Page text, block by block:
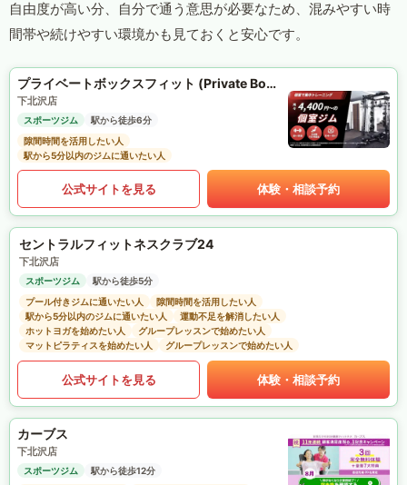
自由度が高い分、自分で通う意思が必要なため、混みやすい時
間帯や続けやすい環境かも見ておくと安心です。
プライベートボックスフィット (Private Box Fit)
下北沢店
スポーツジム
駅から徒歩6分
隙間時間を活用したい人
駅から5分以内のジムに通いたい人
公式サイトを見る 体験・相談予約
セントラルフィットネスクラブ24
下北沢店
スポーツジム
駅から徒歩5分
プール付きジムに通いたい人
隙間時間を活用したい人
駅から5分以内のジムに通いたい人
運動不足を解消したい人
ホットヨガを始めたい人
グループレッスンで始めたい人
マットピラティスを始めたい人
グループレッスンで始めたい人
公式サイトを見る 体験・相談予約
カーブス
下北沢店
スポーツジム
駅から徒歩12分